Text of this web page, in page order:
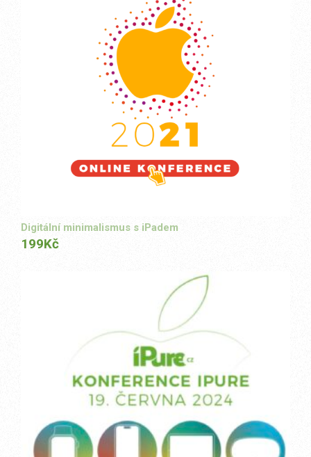
Digitální minimalismus s iPadem
199Kč